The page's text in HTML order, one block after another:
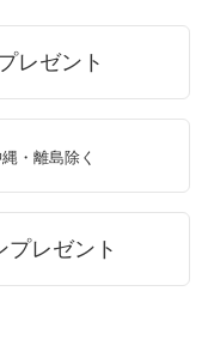
レゼント
・離島除く
プレゼント